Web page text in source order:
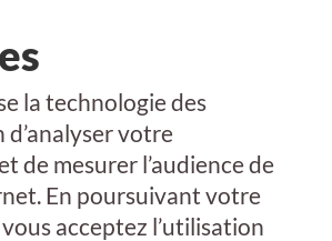
la technologie des
d’analyser votre
de mesurer l’audience de
En poursuivant votre
acceptez l’utilisation